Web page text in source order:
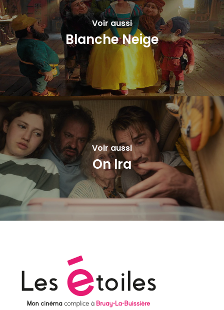
Voir aussi
Blanche Neige
Voir aussi
On Ira